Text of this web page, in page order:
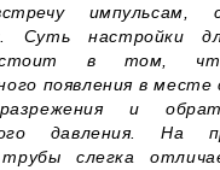
импульсам,
Суть настройки
в том,
появления в месте
и
давления. На
трубы слегка